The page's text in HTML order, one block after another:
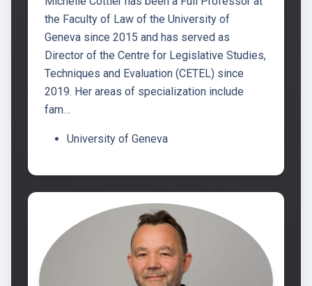
the Faculty of Law of the University of
Geneva since 2015 and has served as
Director of the Centre for Legislative Studies,
Techniques and Evaluation (CETEL) since
2019. Her areas of specialization include
fam…
University of Geneva